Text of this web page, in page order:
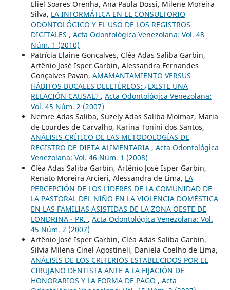
Eliel Soares Orenha, Ana Paula Dossi, Milene Moreira
Silva, LA INFORMÁTICA EN EL CONSULTORIO
ODONTOLÓGICO Y EL USO DE LOS REGISTROS
DIGITALES , Acta Odontológica Venezolana: Vol. 48
Núm. 1 (2010)
Patrícia Elaine Gonçalves, Cléa Adas Saliba Garbin,
Artênio José Isper Garbin, Alessandra Fernandes
Gonçalves Pavan, AMAMANTAMIENTO VERSUS
HÁBITOS BUCALES DELETÉREOS: ¿EXISTE UNA
RELACIÓN CAUSAL? , Acta Odontológica Venezolana:
Vol. 45 Núm. 2 (2007)
Nemre Adas Saliba, Suzely Adas Saliba Moimaz, Maria
de Lourdes de Carvalho, Karina Tonini dos Santos,
ANÁLISIS CRÍTICO DE LAS METODOLOGÍAS DE
REGISTRO DE DIETA ALIMENTARIA , Acta Odontológica
Venezolana: Vol. 46 Núm. 1 (2008)
Cléa Adas Saliba Garbin, Artênio José Isper Garbin,
Renato Moreira Arcieri, Alessandra de Lima, LA
PERCEPCIÓN DE LOS LÍDERES DE LA COMUNIDAD DE
LA PASTORAL DEL NIÑO EN LA VIOLENCIA DOMÉSTICA
EN LAS FAMILIAS ASISTIDAS DE LA ZONA OESTE DE
LONDRINA - PR. , Acta Odontológica Venezolana: Vol.
45 Núm. 2 (2007)
Artênio José Isper Garbin, Cléa Adas Saliba Garbin,
Silvia Milena Cinel Agostineli, Daniela Coelho de Lima,
ANÁLISIS DE LOS CRITERIOS ESTABLECIDOS POR EL
CIRUJANO DENTISTA ANTE A LA FIJACIÓN DE
HONORARIOS Y LA FORMA DE PAGO , Acta